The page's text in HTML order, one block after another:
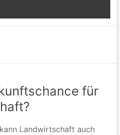
für
Landwirtschaft auch